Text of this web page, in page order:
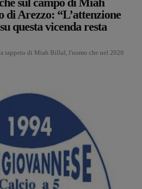
Arezzo: “L’attenzione
questa vicenda resta
tappeto di Miah Billal, l'uomo che nel 2020